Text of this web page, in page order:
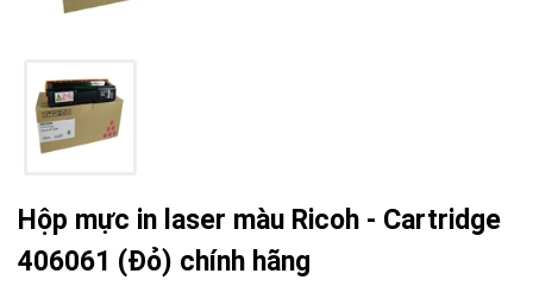
Hộp mực in laser màu Ricoh - Cartridge
406061 (Đỏ) chính hãng